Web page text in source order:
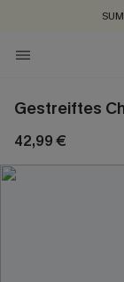
ZUM
Gestreiftes
42,99 €